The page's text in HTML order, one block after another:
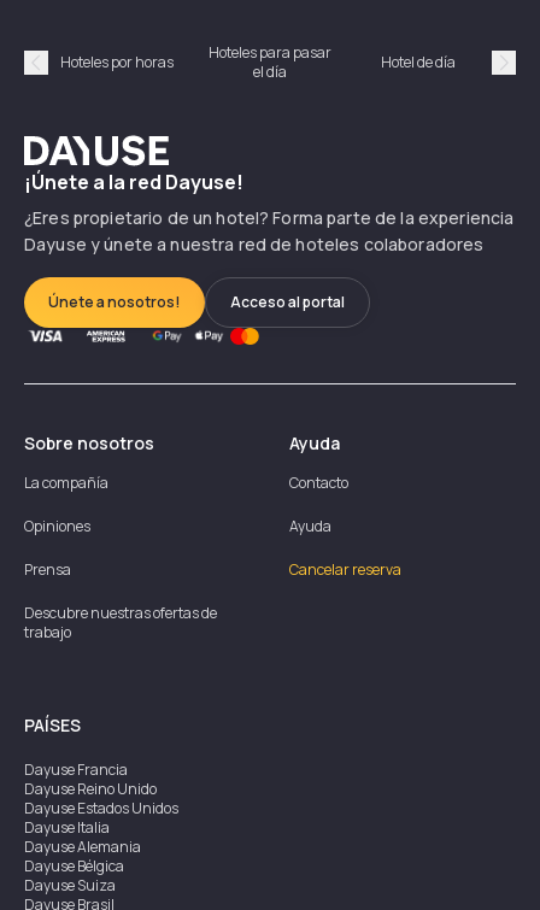
Précédent
Hoteles por horas
Hoteles para pasar
el día
Hotel de día
Dayuse
¡Únete a la red Dayuse!
¿Eres propietario de un hotel? Forma parte de la experiencia
Dayuse y únete a nuestra red de hoteles colaboradores
Únete a nosotros! Acceso al portal
Sobre nosotros
La compañía
Opiniones
Prensa
Descubre nuestras ofertas de
trabajo
Ayuda
Contacto
Ayuda
Cancelar reserva
PAÍSES
DayuseFrancia
DayuseReino Unido
DayuseEstados Unidos
DayuseItalia
DayuseAlemania
DayuseBélgica
DayuseSuiza
DayuseBrasil